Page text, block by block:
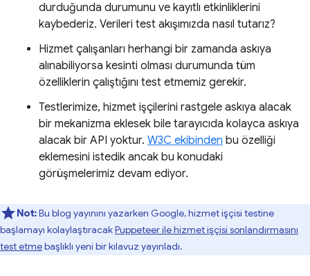
durduğunda durumunu ve kayıtlı etkinliklerini
kaybederiz. Verileri test akışımızda nasıl tutarız?
Hizmet çalışanları herhangi bir zamanda askıya
alınabiliyorsa kesinti olması durumunda tüm
özelliklerin çalıştığını test etmemiz gerekir.
Testlerimize, hizmet işçilerini rastgele askıya alacak
bir mekanizma eklesek bile tarayıcıda kolayca askıya
alacak bir API yoktur. W3C ekibinden bu özelliği
eklemesini istedik ancak bu konudaki
görüşmelerimiz devam ediyor.
Not:Bu blog yayınını yazarken Google, hizmet işçisi testine
başlamayı kolaylaştıracakPuppeteer ile hizmet işçisi sonlandırmasını
test etmebaşlıklı yeni bir kılavuz yayınladı.